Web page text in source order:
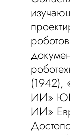
(1942),
ИИ»
ИИ»